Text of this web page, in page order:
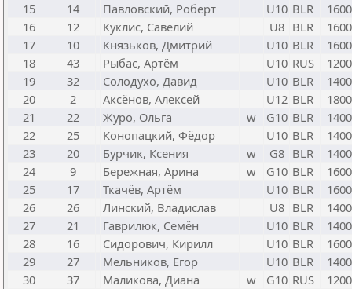
15
14 Павловский, Роберт U10 BLR
1600
16
12 Куклис, Савелий U8 BLR
1600
17
10 Князьков, Дмитрий U10 BLR
1600
18
43 Рыбас, Артём U10 RUS
1200
19
32 Солодухо, Давид U10 BLR
1400
20
2 Аксёнов, Алексей U12 BLR
1800
21
22 Журо, Ольга w G10 BLR
1400
22
25 Конопацкий, Фёдор U10 BLR
1400
23
20 Бурчик, Ксения w G8 BLR
1400
24
9 Бережная, Арина w G10 BLR
1600
25
17 Ткачёв, Артём U10 BLR
1600
26
26 Линский, Владислав U8 BLR
1400
27
21 Гаврилюк, Семён U10 BLR
1400
28
16 Сидорович, Кирилл U10 BLR
1600
29
27 Мельников, Егор U10 BLR
1400
30
37 Маликова, Диана w G10 RUS
1200